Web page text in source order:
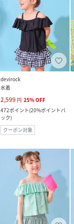
devirock
水着
2,599 円 25%OFF
472ポイント(20%ポイントバ
ック)
クーポン対象